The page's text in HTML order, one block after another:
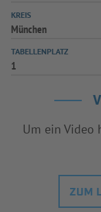
KREIS
München
TABELLENPLATZ
1
Um ein Video
ZUM